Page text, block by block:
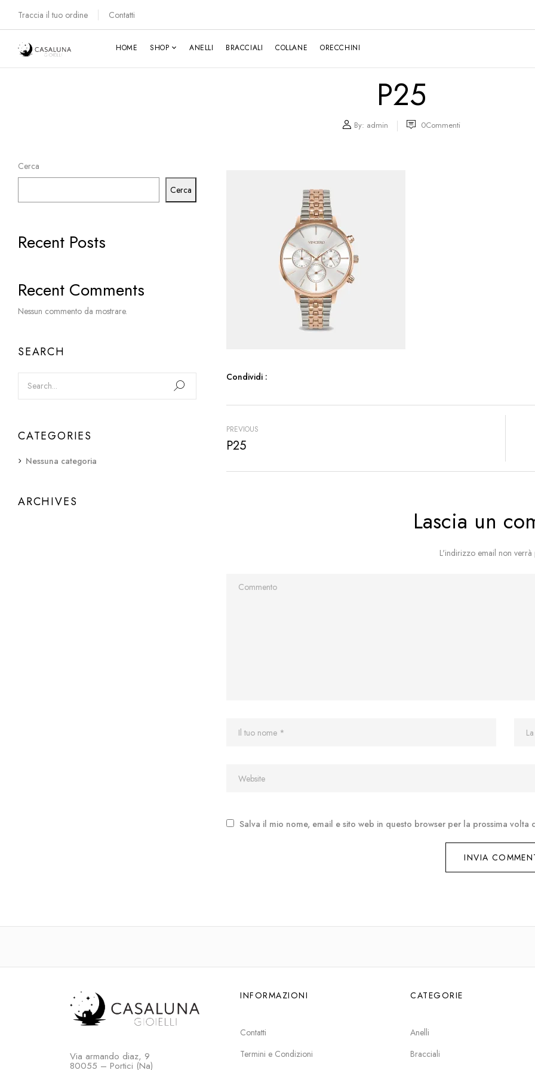
Traccia il tuo ordine Contatti
HOME SHOP ANELLI BRACCIALI COLLANE ORECCHINI
P25
By: admin 0Commenti
Cerca
Cerca
Recent Posts
Recent Comments
Nessun commento da mostrare.
SEARCH
CATEGORIES
Nessuna categoria
ARCHIVES
Condividi :
PREVIOUS
P25
Lascia un
L'indirizzo email non verrà
Salva il mio nome, email e sito web in questo browser per la prossima volta
Via armando diaz, 9
80055 – Portici (Na)
INFORMAZIONI
Contatti
Termini e Condizioni
CATEGORIE
Anelli
Bracciali